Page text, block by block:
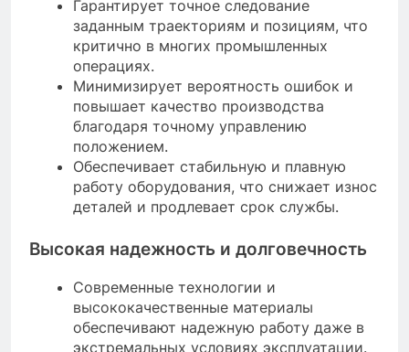
Гарантирует точное следование
заданным траекториям и позициям, что
критично в многих промышленных
операциях.
Минимизирует вероятность ошибок и
повышает качество производства
благодаря точному управлению
положением.
Обеспечивает стабильную и плавную
работу оборудования, что снижает износ
деталей и продлевает срок службы.
Высокая надежность и долговечность
Современные технологии и
высококачественные материалы
обеспечивают надежную работу даже в
экстремальных условиях эксплуатации.